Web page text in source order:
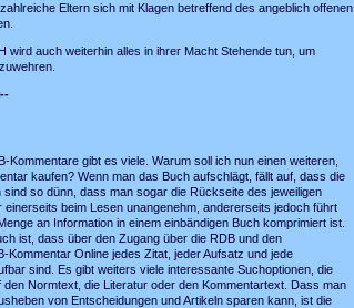
Eltern sich mit Klagen betreffend des angeblich offenen
wird auch weiterhin alles in ihrer Macht Stehende tun, um
Kommentare gibt es viele. Warum soll ich nun einen weiteren,
kaufen? Wenn man das Buch aufschlägt, fällt auf, dass die
so dünn, dass man sogar die Rückseite des jeweiligen
beim Lesen unangenehm, andererseits jedoch führt
an Information in einem einbändigen Buch komprimiert ist.
ist, dass über den Zugang über die RDB und den
Kommentar Online jedes Zitat, jeder Aufsatz und jede
sind. Es gibt weiters viele interessante Suchoptionen, die
Normtext, die Literatur oder den Kommentartext. Dass man
von Entscheidungen und Artikeln sparen kann, ist die